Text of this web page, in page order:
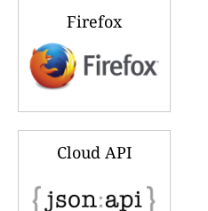
Firefox
Cloud API